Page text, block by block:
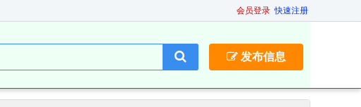
会员登录 快速注册
发布信息